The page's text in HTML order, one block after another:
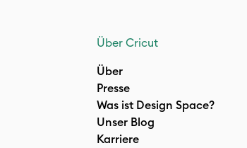
Über Cricut
Über
Presse
Was ist Design Space?
Unser Blog
Karriere